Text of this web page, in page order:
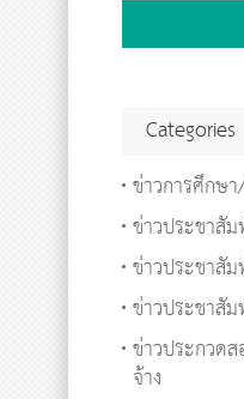
Categories
ข่าวการศึกษ
ข่าวประชาสั
ข่าวประชาสั
ข่าวประชาสั
ข่าวประกวด
จ้าง